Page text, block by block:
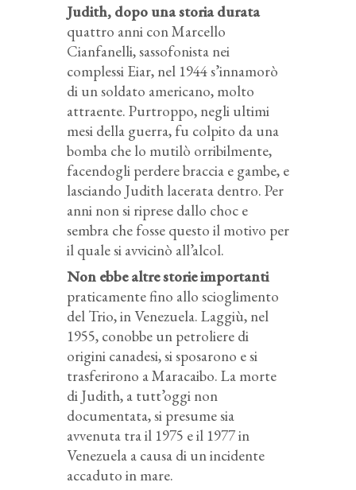
Judith, dopo una storia durata
quattro anni con Marcello
Cianfanelli, sassofonista nei
complessi Eiar, nel 1944 s’innamorò
di un soldato americano, molto
attraente. Purtroppo, negli ultimi
mesi della guerra, fu colpito da una
bomba che lo mutilò orribilmente,
facendogli perdere braccia e gambe, e
lasciando Judith lacerata dentro. Per
anni non si riprese dallo choc e
sembra che fosse questo il motivo per
il quale si avvicinò all’alcol.
Non ebbe altre storie importanti
praticamente fino allo scioglimento
del Trio, in Venezuela. Laggiù, nel
1955, conobbe un petroliere di
origini canadesi, si sposarono e si
trasferirono a Maracaibo. La morte
di Judith, a tutt’oggi non
documentata, si presume sia
avvenuta tra il 1975 e il 1977 in
Venezuela a causa di un incidente
accaduto in mare.